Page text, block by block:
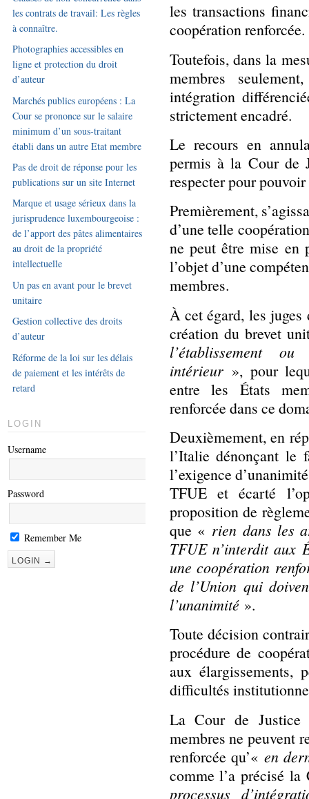
les transactions
coopération renforcée.
Toutefois, dans la
membres
intégration
strictement encadré.
Le recours en
permis à la Cour de
respecter pour
Premièrement,
d’une telle
ne peut être mise en
l’objet d’une
membres.
À cet égard, les
création du brevet
l’établissement
intérieur», pour
entre les États
renforcée dans ce
Deuxièmement, en
l’Italie dénonçant le
l’exigence
TFUE et écarté
proposition de
que « rien dans les
TFUE n’interdit aux
une coopération
de l’Union qui
l’unanimité».
Toute décision
procédure de
aux élargissements,
difficultés
La Cour de Justice
membres ne peuvent
renforcée qu’« en
comme l’a précisé
processus
les contrats de travail: Les règles
à connaître.
Photographies accessibles en
ligne et protection du droit
d’auteur
Marchés publics européens : La
Cour se prononce sur le salaire
minimum d’un sous-traitant
établi dans un autre Etat membre
Pas de droit de réponse pour les
publications sur un site Internet
Marque et usage sérieux dans la
jurisprudence luxembourgeoise :
de l’apport des pâtes alimentaires
au droit de la propriété
intellectuelle
Un pas en avant pour le brevet
unitaire
Gestion collective des droits
d’auteur
Réforme de la loi sur les délais
de paiement et les intérêts de
retard
LOGIN
Username
Password
Remember Me